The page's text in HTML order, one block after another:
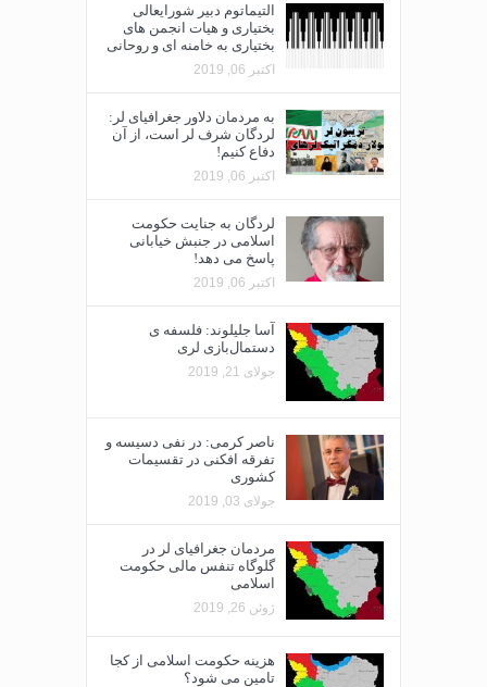
التیماتوم دبیر شورایعالی
بختیاری و هیات انجمن های
بختیاری به خامنه ای و روحانی
اکتبر 06, 2019
به مردمان دلاور جغرافیای لر:
لردگان شرف لر است، از آن
دفاع کنیم!
اکتبر 06, 2019
لردگان به جنایت حکومت
اسلامی در جنبش خیابانی
پاسخ می دهد!
اکتبر 06, 2019
آسا جلیلوند: فلسفه ی
دستمال‌بازی لری
جولای 21, 2019
ناصر کرمی: در نفی دسیسه و
تفرقه افکنی در تقسیمات
کشوری
جولای 03, 2019
مردمان جغرافیای لر در
گلوگاه تنفس مالی حکومت
اسلامی
ژوئن 26, 2019
هزینه حکومت اسلامی از کجا
تامین می شود؟